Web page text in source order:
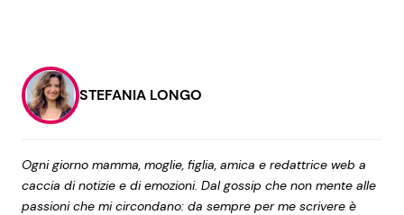
STEFANIA LONGO
Ogni giorno mamma, moglie, figlia, amica e redattrice web a
caccia di notizie e di emozioni. Dal gossip che non mente alle
passioni che mi circondano: da sempre per me scrivere è